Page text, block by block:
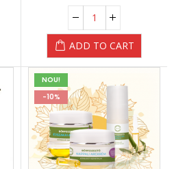
ADD TO CART
NOU!
-10%